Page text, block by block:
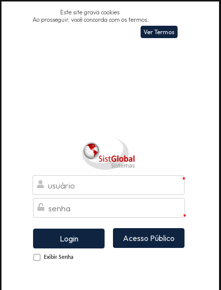
DESDE
Bem
Login
Exibir Senha
Acesso Público
*
*
Este site grava cookies.
Ao prosseguir, você concorda com os termos.
Ver Termos